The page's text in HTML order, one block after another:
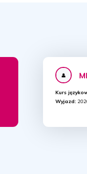
Kurs
Wyjazd: